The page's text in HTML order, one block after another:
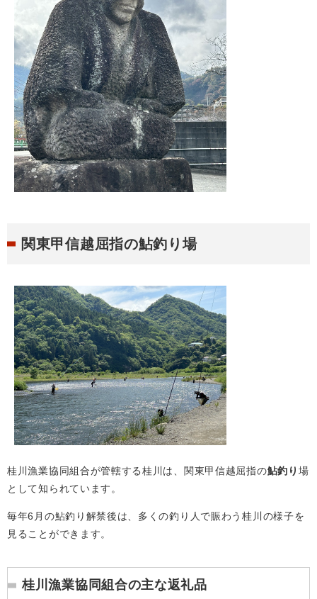
関東甲信越屈指の鮎釣り場
桂川漁業協同組合が管轄する桂川は、関東甲信越屈指の​鮎釣り 場
として知られています。
毎年6月の鮎釣り解禁後は、多くの釣り人で賑わう桂川の様子を
見ることができます。
桂川漁業協同組合の主な返礼品